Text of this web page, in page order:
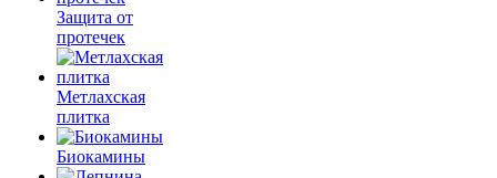
Защита от
протечек
Метлахская
плитка
Биокамины